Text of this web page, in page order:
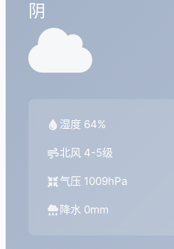
阴
湿度 64%
北风 4-5级
气压 1009hPa
降水 0mm